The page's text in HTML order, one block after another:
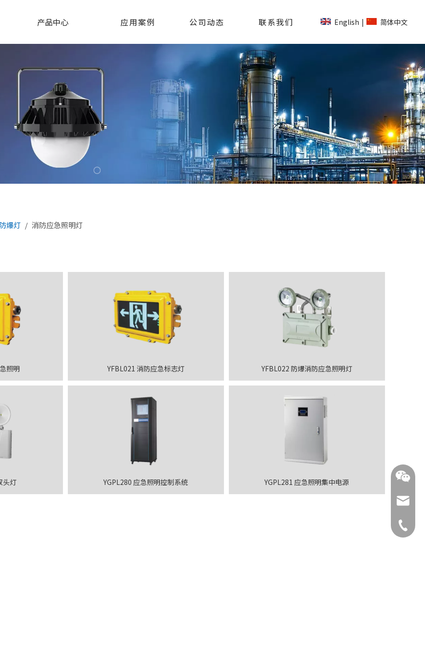
产品中心 应用案例 公司动态 联系我们 English | 简体中文
爆灯 / 消防应急照明灯
照明 YFBL021 消防应急标志灯 YFBL022 防爆消防应急照明灯
头灯 YGPL280 应急照明控制系统
YGPL281 应急照明集中电源
+86-